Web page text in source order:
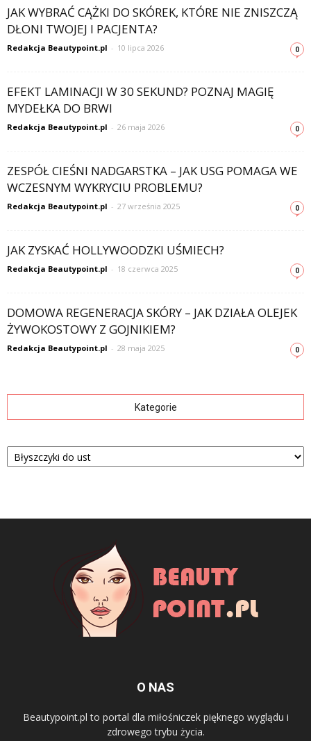
JAK WYBRAĆ CĄŻKI DO SKÓREK, KTÓRE NIE ZNISZCZĄ
DŁONI TWOJEJ I PACJENTA?
Redakcja Beautypoint.pl - 10 lipca 2026 0
EFEKT LAMINACJI W 30 SEKUND? POZNAJ MAGIĘ
MYDEŁKA DO BRWI
Redakcja Beautypoint.pl - 26 maja 2026 0
ZESPÓŁ CIEŚNI NADGARSTKA – JAK USG POMAGA WE
WCZESNYM WYKRYCIU PROBLEMU?
Redakcja Beautypoint.pl - 27 września 2025 0
JAK ZYSKAĆ HOLLYWOODZKI UŚMIECH?
Redakcja Beautypoint.pl - 18 czerwca 2025 0
DOMOWA REGENERACJA SKÓRY – JAK DZIAŁA OLEJEK
ŻYWOKOSTOWY Z GOJNIKIEM?
Redakcja Beautypoint.pl - 28 maja 2025 0
Kategorie
Kategorie
O NAS
Beautypoint.pl to portal dla miłośniczek pięknego wyglądu i
zdrowego trybu życia.